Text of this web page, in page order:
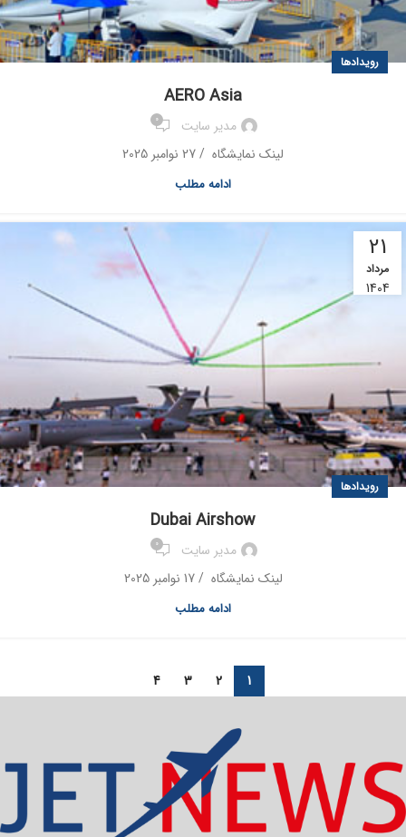
رویدادها
AERO Asia
مدیر سایت 0
لینک نمایشگاه / 27 نوامبر 2025
ادامه مطلب
21
مرداد
1404
رویدادها
Dubai Airshow
مدیر سایت 0
لینک نمایشگاه / 17 نوامبر 2025
ادامه مطلب
1
2
3
4